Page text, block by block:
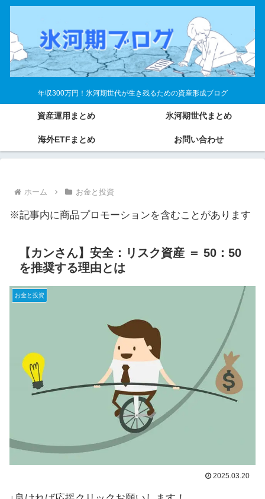
年収300万円！氷河期世代が生き残るための資産形成ブログ
資産運用まとめ 氷河期世代まとめ
海外ETFまとめ お問い合わせ
ホーム お金と投資
※記事内に商品プロモーションを含むことがあります
【カンさん】安全：リスク資産 ＝ 50：50
を推奨する理由とは
お金と投資
2025.03.20